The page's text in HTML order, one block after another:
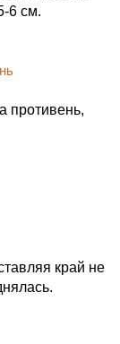
6 см.
противень,
край не